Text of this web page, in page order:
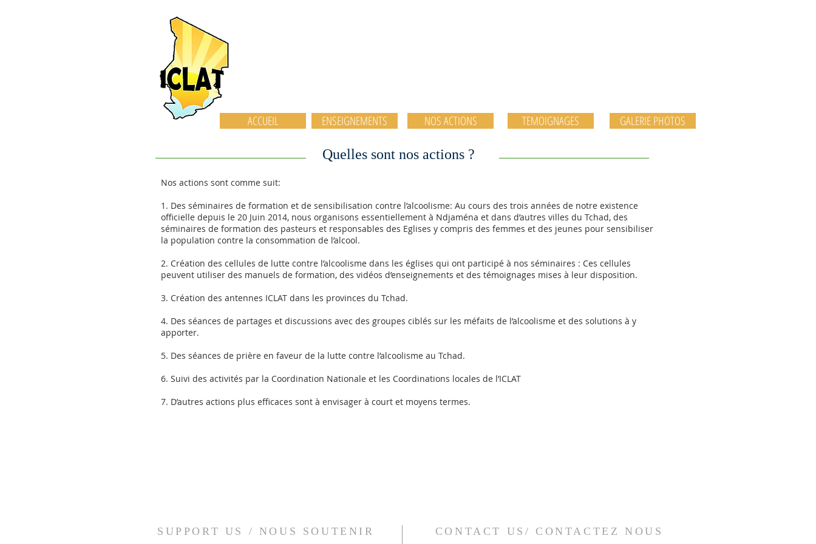
Quelles sont nos actions?
Nos actions sont comme suit:
1. Des séminaires de formation et de sensibilisation contre l’alcoolisme: Au cours des trois années de notre existence
officielle depuis le 20 Juin 2014, nous organisons essentiellement à Ndjaména et dans d’autres villes du Tchad, des
séminaires de formation des pasteurs et responsables des Eglises y compris des femmes et des jeunes pour sensibiliser
la population contre la consommation de l’alcool.
2. Création des cellules de lutte contre l’alcoolisme dans les églises qui ont participé à nos séminaires : Ces cellules
peuvent utiliser des manuels de formation, des vidéos d’enseignements et des témoignages mises à leur disposition.
3. Création des antennes ICLAT dans les provinces du Tchad.
4. Des séances de partages et discussions avec des groupes ciblés sur les méfaits de l’alcoolisme et des solutions à y
apporter.
5. Des séances de prière en faveur de la lutte contre l’alcoolisme au Tchad.
6. Suivi des activités par la Coordination Nationale et les Coordinations locales de l’ICLAT
7. D’autres actions plus efficaces sont à envisager à court et moyens termes.
ACCUEIL ENSEIGNEMENTS NOS ACTIONS TEMOIGNAGES GALERIE PHOTOS
CONTACT US/ CONTACTEZ NOUS
SUPPORT US / NOUS SOUTENIR